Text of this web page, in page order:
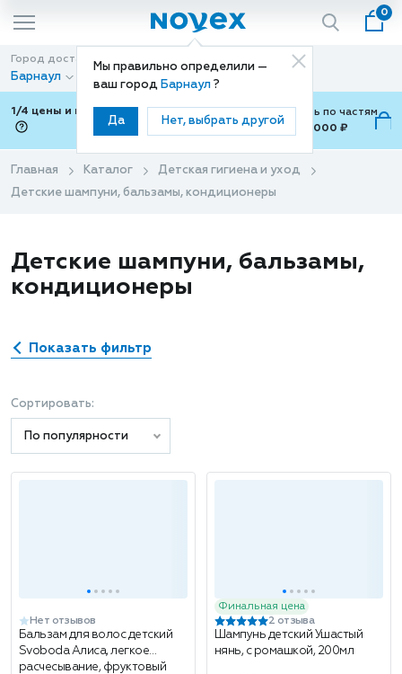
Мы правильно определили —
ваш город Барнаул ?
Да Нет, выбрать другой
0
Город доставки
Барнаул
Способ доставки
Доставка
1/4 цены и покупки ваши с Подели
Можно оплатить по частям
от 700 ₽ до 15,000 ₽
Главная Каталог
Детская гигиена и уход
Детские шампуни, бальзамы, кондиционеры
Детские шампуни, бальзамы,
кондиционеры
Показать фильтр
Сортировать:
По популярности
Нет отзывов
Бальзам для волос детский
Svoboda Алиса, легкое
расчесывание, фруктовый
Финальная цена
2 отзыва
Шампунь детский Ушастый
нянь, с ромашкой, 200мл